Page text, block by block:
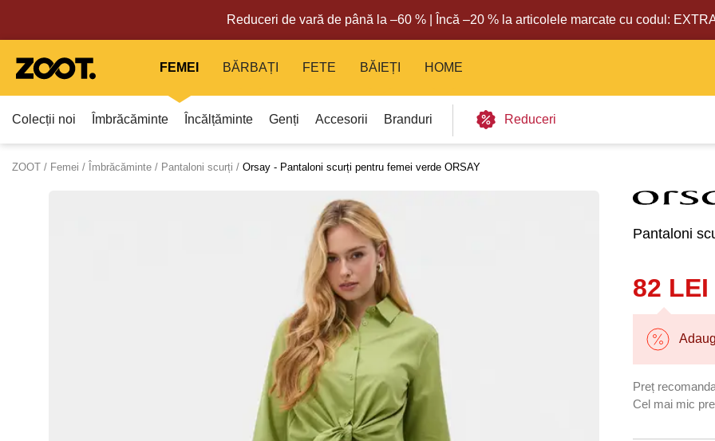
Reduceri de vară de până la –60 % | Încă –20 % la articolele marcate cu codul:
FEMEI
Colecții noi Îmbrăcăminte Încălțăminte Genți Accesorii Branduri Reduceri
BĂRBAȚI FETE BĂIEȚI HOME
ZOOT Femei Îmbrăcăminte Pantaloni scurți Orsay - Pantaloni scurți pentru femei verde ORSAY
Pantaloni
82 LEI
Preț
Cel mai mic